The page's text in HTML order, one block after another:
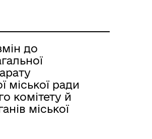
до
міської ради
комітету й
міської